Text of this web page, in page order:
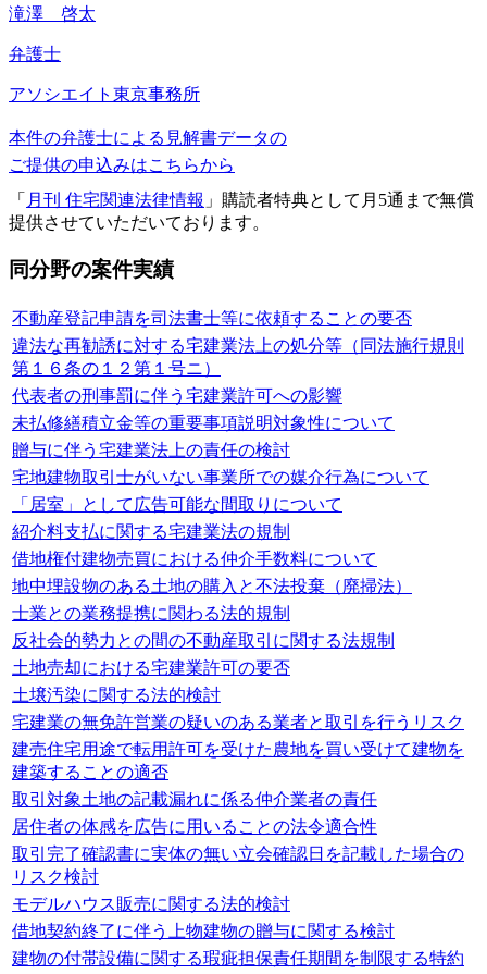
滝澤 啓太
弁護士
アソシエイト 東京事務所
本件の弁護士による見解書データの
ご提供の申込みはこちらから
「 月刊 住宅関連法律情報 」購読者特典として月5通まで無償
提供させていただいております。
同分野の案件実績
不動産登記申請を司法書士等に依頼することの要否
違法な再勧誘に対する宅建業法上の処分等（同法施行規則
第１６条の１２第１号ニ）
代表者の刑事罰に伴う宅建業許可への影響
未払修繕積立金等の重要事項説明対象性について
贈与に伴う宅建業法上の責任の検討
宅地建物取引士がいない事業所での媒介行為について
「居室」として広告可能な間取りについて
紹介料支払に関する宅建業法の規制
借地権付建物売買における仲介手数料について
地中埋設物のある土地の購入と不法投棄（廃掃法）
士業との業務提携に関わる法的規制
反社会的勢力との間の不動産取引に関する法規制
土地売却における宅建業許可の要否
土壌汚染に関する法的検討
宅建業の無免許営業の疑いのある業者と取引を行うリスク
建売住宅用途で転用許可を受けた農地を買い受けて建物を
建築することの適否
取引対象土地の記載漏れに係る仲介業者の責任
居住者の体感を広告に用いることの法令適合性
取引完了確認書に実体の無い立会確認日を記載した場合の
リスク検討
モデルハウス販売に関する法的検討
借地契約終了に伴う上物建物の贈与に関する検討
建物の付帯設備に関する瑕疵担保責任期間を制限する特約